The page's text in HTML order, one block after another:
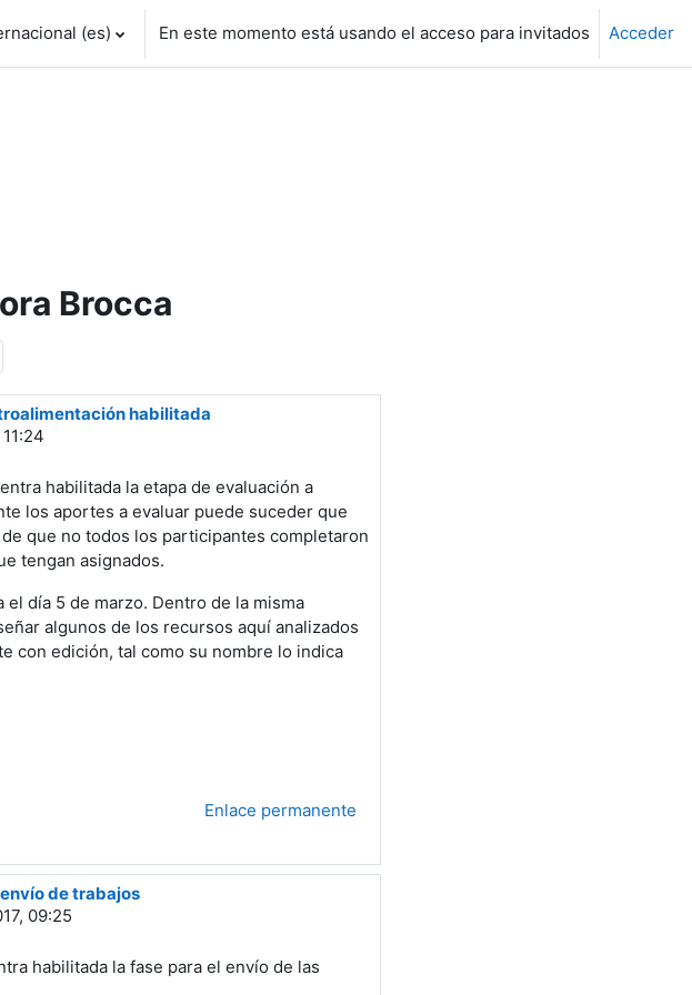
‎(es)‎ En este momento está usando el acceso para invitados Acceder
Brocca
página
habilitada
habilitada la etapa de evaluación a
los aportes a evaluar puede suceder que
que no todos los participantes completaron
tengan asignados.
día 5 de marzo. Dentro de la misma
algunos de los recursos aquí analizados
con edición, tal como su nombre lo indica
Enlace permanente
de trabajos
09:25
habilitada la fase para el envío de las